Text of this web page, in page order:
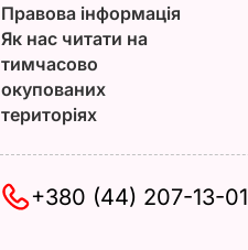
Правова інформація
Як нас читати на
тимчасово
окупованих
територіях
+380 (44) 207-13-01